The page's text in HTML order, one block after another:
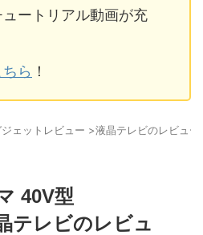
ートリアル動画が充
ちら ！
ジェットレビュー >液晶テレビのレビュー
40V型
テレビのレビュ